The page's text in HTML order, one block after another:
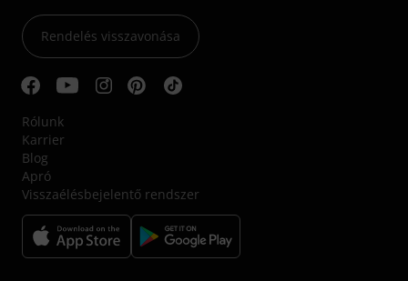
Rendelés visszavonása
Rólunk
Karrier
Blog
Apró
Visszaélésbejelentő rendszer